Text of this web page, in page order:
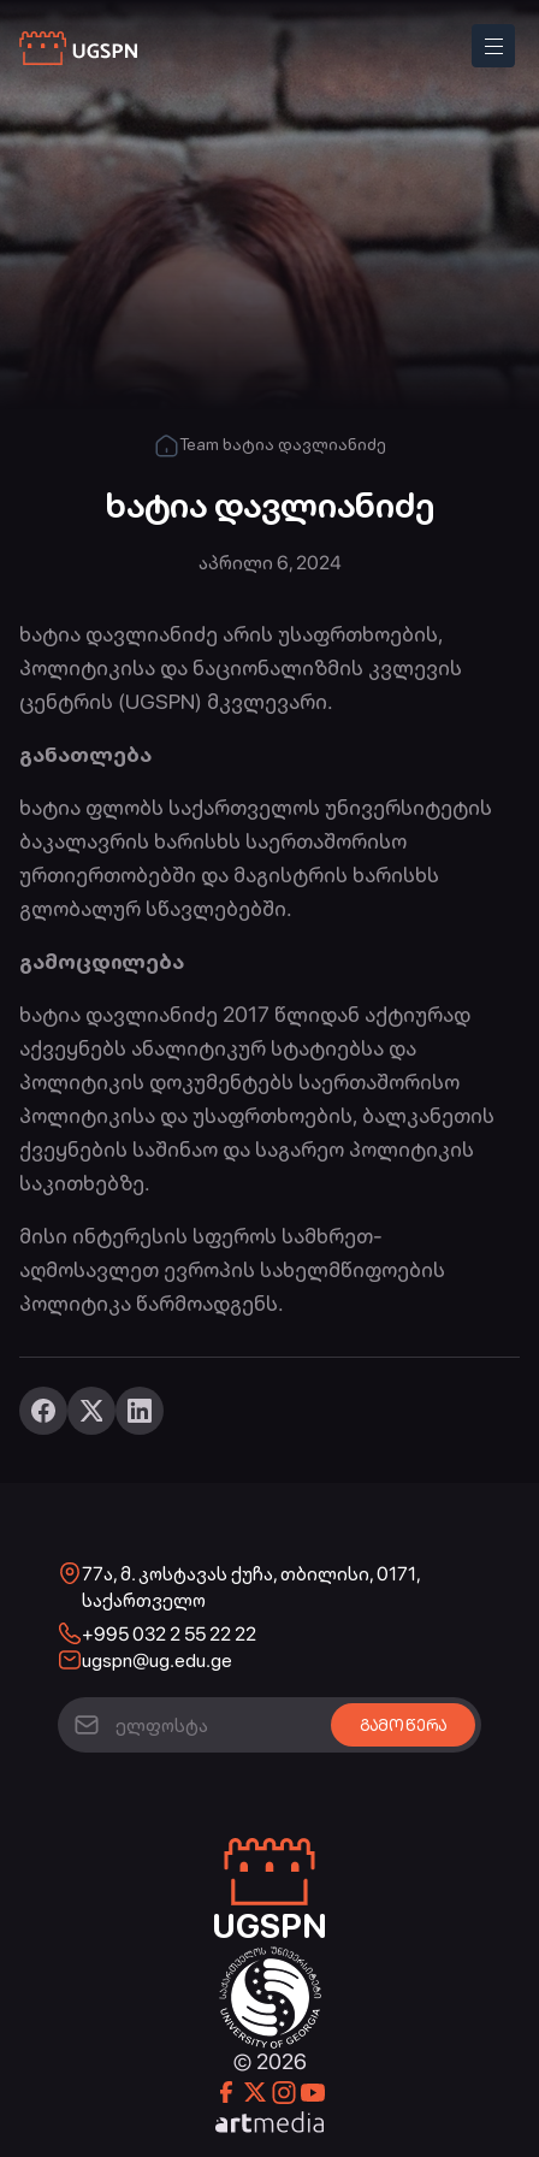
Team ხატია დავლიანიძე
ხატია დავლიანიძე
აპრილი 6, 2024
ხატია დავლიანიძე არის უსაფრთხოების,
პოლიტიკისა და ნაციონალიზმის კვლევის
ცენტრის (UGSPN) მკვლევარი.
განათლება
ხატია ფლობს საქართველოს უნივერსიტეტის
ბაკალავრის ხარისხს საერთაშორისო
ურთიერთობებში და მაგისტრის ხარისხს
გლობალურ სწავლებებში.
გამოცდილება
ხატია დავლიანიძე 2017 წლიდან აქტიურად
აქვეყნებს ანალიტიკურ სტატიებსა და
პოლიტიკის დოკუმენტებს საერთაშორისო
პოლიტიკისა და უსაფრთხოების, ბალკანეთის
ქვეყნების საშინაო და საგარეო პოლიტიკის
საკითხებზე.
მისი ინტერესის სფეროს სამხრეთ-
აღმოსავლეთ ევროპის სახელმწიფოების
პოლიტიკა წარმოადგენს.
77ა, მ. კოსტავას ქუჩა, თბილისი, 0171,
საქართველო
+995 032 2 55 22 22
ugspn@ug.edu.ge
UGSPN
© 2026